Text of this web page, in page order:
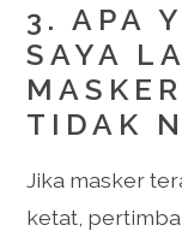
3. APA
SAYA
TIDAK
Jika masker
ketat,